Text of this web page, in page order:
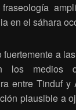
en el sáhara
a
los medios
entre Tinduf
plausible a